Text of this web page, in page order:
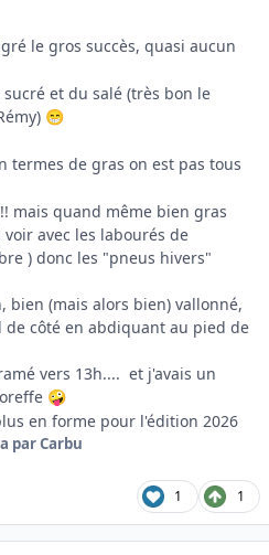
le gros succès, quasi aucun
et du salé (très bon le
😁
termes de gras on est pas tous
mais quand même bien gras
avec les labourés de
) donc les "pneus hivers"
bien (mais alors bien) vallonné,
côté en abdiquant au pied de
vers 13h.... et j'avais un
🤪
en forme pour l'édition 2026
par Carbu
1 1